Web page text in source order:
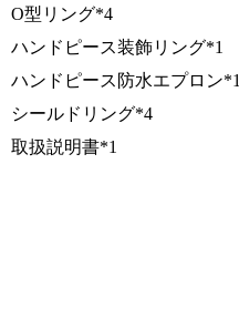
O型リング*4
ハンドピース装飾リング*1
ハンドピース防水エプロン*1
シールドリング*4
取扱説明書*1